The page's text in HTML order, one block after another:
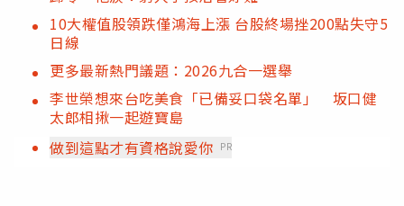
10大權值股領跌僅鴻海上漲 台股終場挫200點失守5
日線
更多最新熱門議題：2026九合一選舉
李世榮想來台吃美食「已備妥口袋名單」 坂口健
太郎相揪一起遊寶島
做到這點才有資格說愛你 PR